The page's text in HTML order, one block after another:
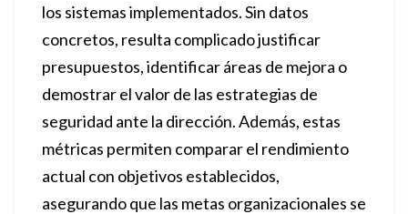
los sistemas implementados. Sin datos
concretos, resulta complicado justificar
presupuestos, identificar áreas de mejora o
demostrar el valor de las estrategias de
seguridad ante la dirección. Además, estas
métricas permiten comparar el rendimiento
actual con objetivos establecidos,
asegurando que las metas organizacionales se